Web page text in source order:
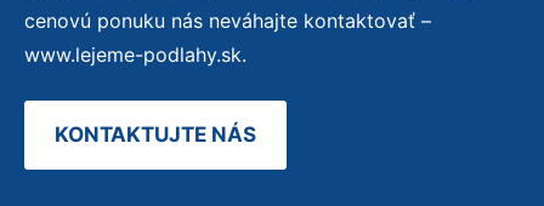
cenovú ponuku nás neváhajte kontaktovať –
www.lejeme-podlahy.sk.
KONTAKTUJTE NÁS